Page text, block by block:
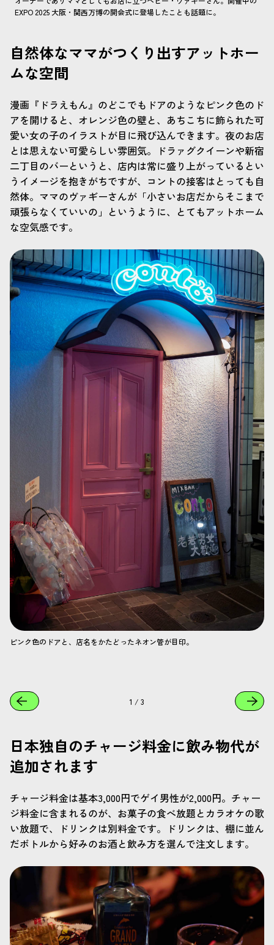
EXPO 2025 大阪・関西万博の開会式に登場したことも話題に。
自然体なママがつくり出すアットホー
ムな空間
漫画『ドラえもん』のどこでもドアのようなピンク色のド
アを開けると、オレンジ色の壁と、あちこちに飾られた可
愛い女の子のイラストが目に飛び込んできます。夜のお店
とは思えない可愛らしい雰囲気。ドラァグクイーンや新宿
二丁目のバーというと、店内は常に盛り上がっているとい
うイメージを抱きがちですが、コントの接客はとっても自
然体。ママのヴァギーさんが「小さいお店だからそこまで
頑張らなくていいの」というように、とてもアットホーム
な空気感です。
ピンク色のドアと、店名をかたどったネオン管が目印。
1 / 3
日本独自のチャージ料金に飲み物代が
追加されます
チャージ料金は基本3,000円でゲイ男性が2,000円。チャー
ジ料金に含まれるのが、お菓子の食べ放題とカラオケの歌
い放題で、ドリンクは別料金です。ドリンクは、棚に並ん
だボトルから好みのお酒と飲み方を選んで注文します。